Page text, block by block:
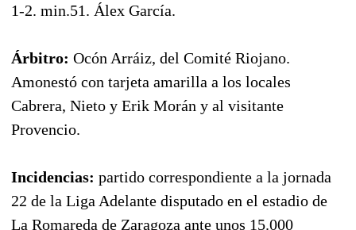
1-2. min.51. Álex García.
Árbitro: Ocón Arráiz, del Comité Riojano.
Amonestó con tarjeta amarilla a los locales
Cabrera, Nieto y Erik Morán y al visitante
Provencio.
Incidencias: partido correspondiente a la jornada
22 de la Liga Adelante disputado en el estadio de
La Romareda de Zaragoza ante unos 15.000